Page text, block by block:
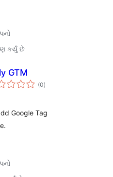
કર્યું છે
GTM
(0કુલ
રેટિંગ્સ
)
Google Tag